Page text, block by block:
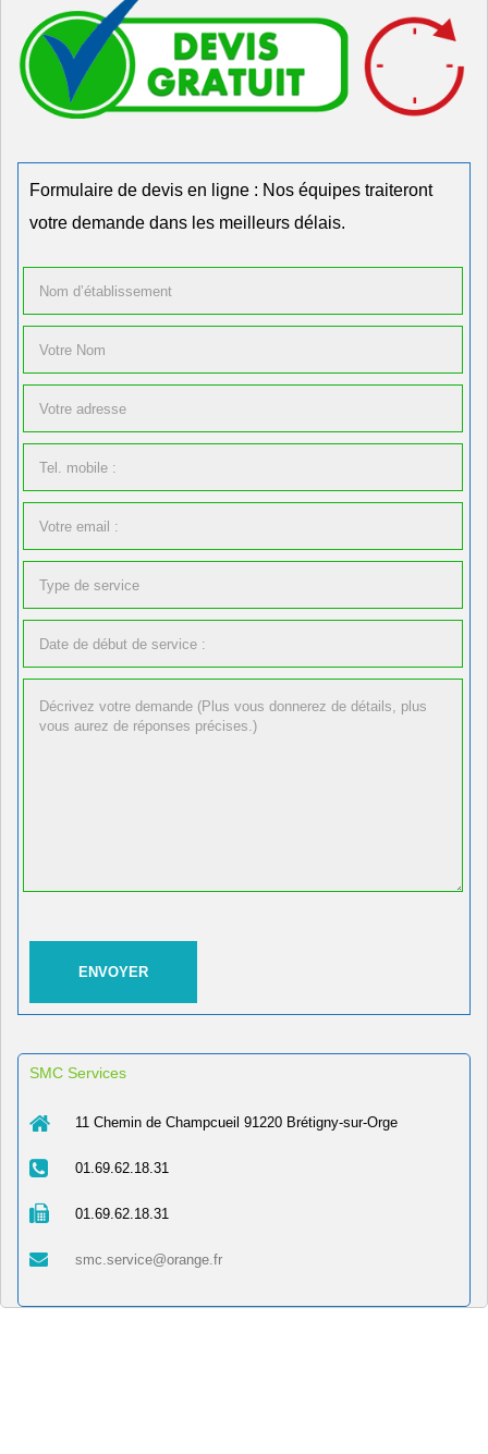
Formulaire de devis en ligne : Nos équipes traiteront
votre demande dans les meilleurs délais.
SMC Services
11 Chemin de Champcueil 91220 Brétigny-sur-Orge
01.69.62.18.31
01.69.62.18.31
smc.service@orange.fr